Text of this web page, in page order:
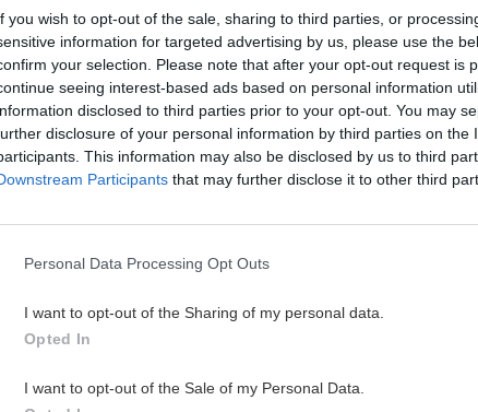
you wish to opt-out of the sale, sharing to third parties, or
information for targeted advertising by us, please use the
your selection. Please note that after your opt-out request is
seeing interest-based ads based on personal information
disclosed to third parties prior to your opt-out. You may
disclosure of your personal information by third parties on the
This information may also be disclosed by us to third
Participants that may further disclose it to other third
Personal Data Processing Opt Outs
I want to opt-out of the Sharing of my personal data.
Opted In
I want to opt-out of the Sale of my Personal Data.